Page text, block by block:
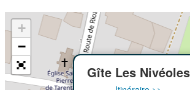
Gîte Les Nivéoles
+
−